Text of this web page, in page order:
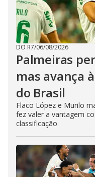
DO R7/06/08/2026
Palmeiras
mas avança
do Brasil
Flaco López e Murilo
fez valer a vantagem
classificação